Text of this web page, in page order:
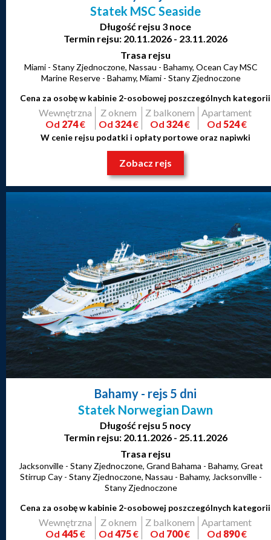
Statek MSC Seaside
Długość rejsu 3 noce
Termin rejsu: 20.11.2026 - 23.11.2026
Trasa rejsu
Miami - Stany Zjednoczone, Nassau - Bahamy, Ocean Cay MSC
Marine Reserve - Bahamy, Miami - Stany Zjednoczone
Cena za osobę w kabinie 2-osobowej poszczególnych kategorii
Wewnętrzna
Od 274€
Z oknem
Od 324€
Z balkonem
Od 324€
Apartament
Od 524€
W cenie rejsu podatki i opłaty portowe oraz napiwki
Zobacz rejs
Bahamy- rejs 5 dni
Statek Norwegian Dawn
Długość rejsu 5 nocy
Termin rejsu: 20.11.2026 - 25.11.2026
Trasa rejsu
Jacksonville - Stany Zjednoczone, Grand Bahama - Bahamy, Great
Stirrup Cay - Stany Zjednoczone, Nassau - Bahamy, Jacksonville -
Stany Zjednoczone
Cena za osobę w kabinie 2-osobowej poszczególnych kategorii
Wewnętrzna
Od 445€
Z oknem
Od 475€
Z balkonem
Od 700€
Apartament
Od 890€